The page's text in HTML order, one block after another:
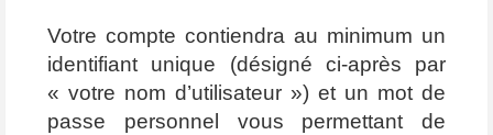
Votre compte contiendra au minimum un
identifiant unique (désigné ci-après par
« votre nom d’utilisateur ») et un mot de
passe personnel vous permettant de